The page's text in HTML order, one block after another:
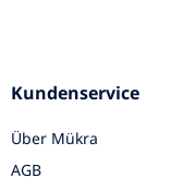
Kundenservice
Über Mükra
AGB